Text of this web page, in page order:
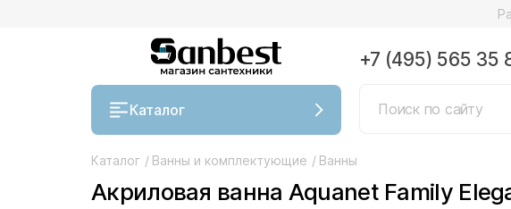
Каталог
+7 (495) 565 35
Каталог / Ванны и комплектующие / Ванны
Акриловая ванна Aquanet Family